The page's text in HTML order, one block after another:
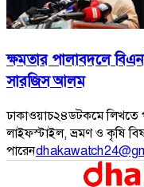
ক্ষমতার পালাবদলে
সারজিস আলম
ঢাকাওয়াচ২৪ডটকমে লিখতে
লাইফস্টাইল, ভ্রমণ ও কৃষি
পারেন